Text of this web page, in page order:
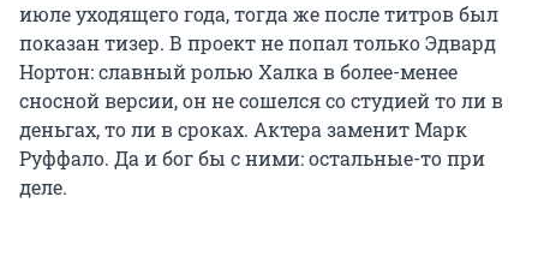
июле уходящего года, тогда же после титров был
показан тизер. В проект не попал только Эдвард
Нортон: славный ролью Халка в более-менее
сносной версии, он не сошелся со студией то ли в
деньгах, то ли в сроках. Актера заменит Марк
Руффало. Да и бог бы с ними: остальные-то при
деле.